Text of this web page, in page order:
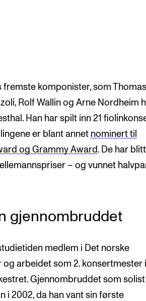
fremste komponister, som Thomas
Rolf Wallin og Arne Nordheim
Han har spilt inn 21
er blant annet nominert til
og Grammy Award . De har blitt
– og vunnet
gjennombruddet
medlem i Det norske
og arbeidet som 2. konsertmester i
Gjennombruddet som solist
i 2002, da han vant sin første